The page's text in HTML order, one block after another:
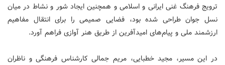
ترویج فرهنگ غنی ایرانی و اسلامی و همچنین ایجاد شور و نشاط در میان
نسل جوان طراحی شده بود، فضایی صمیمی را برای انتقال مفاهیم
ارزشمند ملی و پیام‌های امیدآفرین از طریق هنر آوازی فراهم آورد.
در این مسیر، مجید خطبایی، مریم جمالی کارشناس فرهنگی و ناظران